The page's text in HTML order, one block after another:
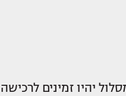
יהיו זמינים לרכישה